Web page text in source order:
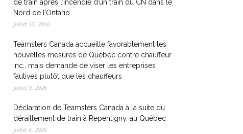
de train après l’incendie d’un train du CN dans le
Nord de l’Ontario
juillet 15, 2026
Teamsters Canada accueille favorablement les
nouvelles mesures de Québec contre chauffeur
inc., mais demande de viser les entreprises
fautives plutôt que les chauffeurs
juillet 9, 2026
Déclaration de Teamsters Canada à la suite du
déraillement de train à Repentigny, au Québec
juillet 6, 2026